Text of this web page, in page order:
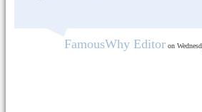
FamousWhy Editor on